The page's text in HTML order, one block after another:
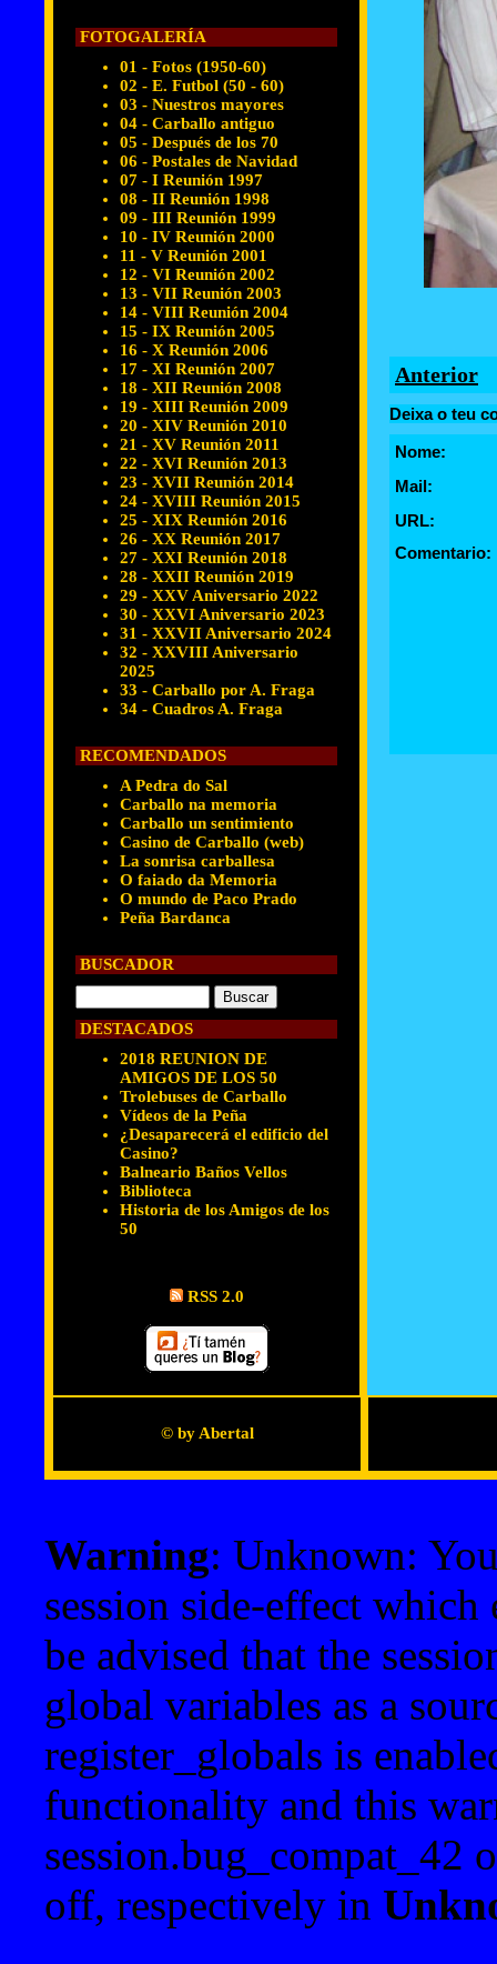
FOTOGALERÍA
01 - Fotos (1950-60)
02 - E. Futbol (50 - 60)
03 - Nuestros mayores
04 - Carballo antiguo
05 - Después de los 70
06 - Postales de Navidad
07 - I Reunión 1997
08 - II Reunión 1998
09 - III Reunión 1999
10 - IV Reunión 2000
11 - V Reunión 2001
12 - VI Reunión 2002
13 - VII Reunión 2003
14 - VIII Reunión 2004
15 - IX Reunión 2005
16 - X Reunión 2006
17 - XI Reunión 2007
18 - XII Reunión 2008
19 - XIII Reunión 2009
20 - XIV Reunión 2010
21 - XV Reunión 2011
22 - XVI Reunión 2013
23 - XVII Reunión 2014
24 - XVIII Reunión 2015
25 - XIX Reunión 2016
26 - XX Reunión 2017
27 - XXI Reunión 2018
28 - XXII Reunión 2019
29 - XXV Aniversario 2022
30 - XXVI Aniversario 2023
31 - XXVII Aniversario 2024
32 - XXVIII Aniversario
2025
33 - Carballo por A. Fraga
34 - Cuadros A. Fraga
RECOMENDADOS
A Pedra do Sal
Carballo na memoria
Carballo un sentimiento
Casino de Carballo (web)
La sonrisa carballesa
O faiado da Memoria
O mundo de Paco Prado
Peña Bardanca
BUSCADOR
DESTACADOS
2018 REUNION DE
AMIGOS DE LOS 50
Trolebuses de Carballo
Vídeos de la Peña
¿Desaparecerá el edificio del
Casino?
Balneario Baños Vellos
Biblioteca
Historia de los Amigos de los
50
RSS 2.0
Anterior
Deixa o teu
Nome:
Mail:
URL:
Comentario:
© by Abertal
Warning: Unknown:
session side-effect
be advised that the
global variables as a
register_globals is
functionality and this
session.bug_compat_42
off, respectively in